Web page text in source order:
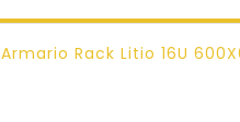
Armario Rack Litio 16U